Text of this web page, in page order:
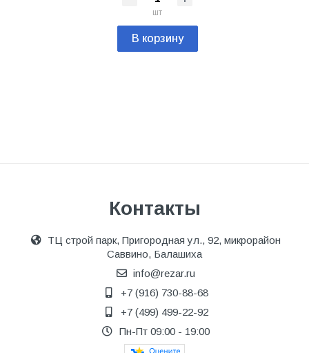
шт
В корзину
Контакты
ТЦ строй парк, Пригородная ул., 92, микрорайон
Саввино, Балашиха
info@rezar.ru
+7 (916) 730-88-68
+7 (499) 499-22-92
Пн-Пт 09:00 - 19:00